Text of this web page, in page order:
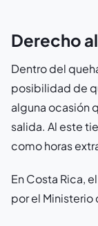
Derecho
Dentro del
posibilidad de
alguna ocasión
salida. Al este
como horas
En Costa Rica,
por el Ministerio